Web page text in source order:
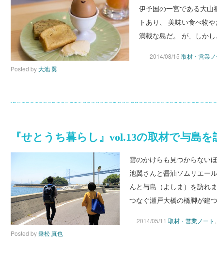
Posted by大池 翼
伊予国の一宮である大山
トあり、 美味い食べ物
満載な島だ。 が、し
2014/08/15 取材・営業
『せとうち暮らし』vol.13の取材で与島
Posted by乗松 真也
雲のかけらも見つからない
池翼さんと醤油ソムリエー
んと与島（よしま）を訪れ
つなぐ瀬戸大橋の橋脚が建
2014/05/11 取材・営業ノート